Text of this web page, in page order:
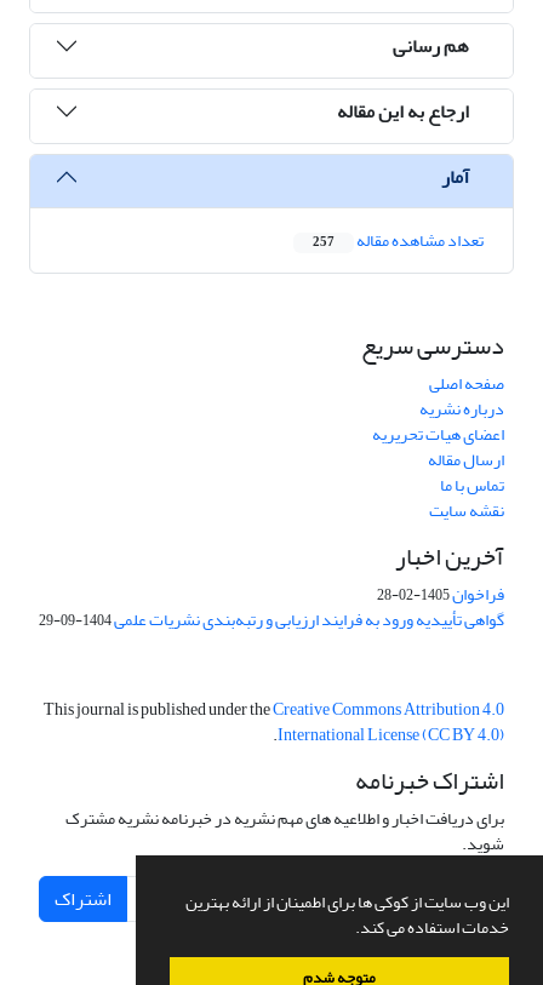
این وب سایت از کوکی ها برای اطمینان از ارائه بهترین
خدمات استفاده می کند.
متوجه شدم
هم رسانی
ارجاع به این مقاله
آمار
تعداد مشاهده مقاله 257
دسترسی سریع
صفحه اصلی
درباره نشریه
اعضای هیات تحریریه
ارسال مقاله
تماس با ما
نقشه سایت
آخرین اخبار
فراخوان1405-02-28
گواهی تأییدیه ورود به فرایند ارزیابی و رتبه‌بندی نشریات علمی1404-09-29
This journal is published under theCreative Commons Attribution 4.0
International License (CC BY 4.0)
.
اشتراک خبرنامه
برای دریافت اخبار و اطلاعیه های مهم نشریه در خبرنامه نشریه مشترک
شوید.
اشتراک